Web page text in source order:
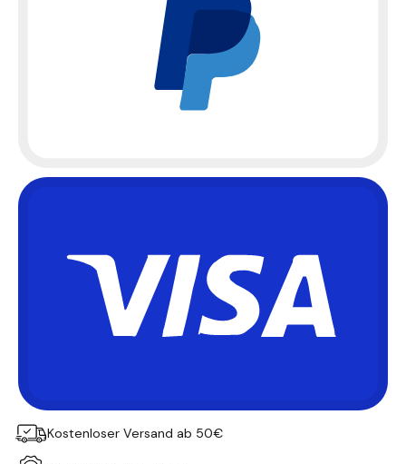
Kostenloser Versand ab 50€